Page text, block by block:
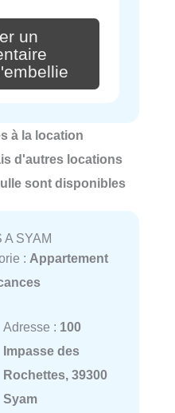
un
à la location
d'autres locations
sont disponibles
A SYAM
: Appartement
Adresse : 100
Impasse des
Rochettes, 39300
Syam